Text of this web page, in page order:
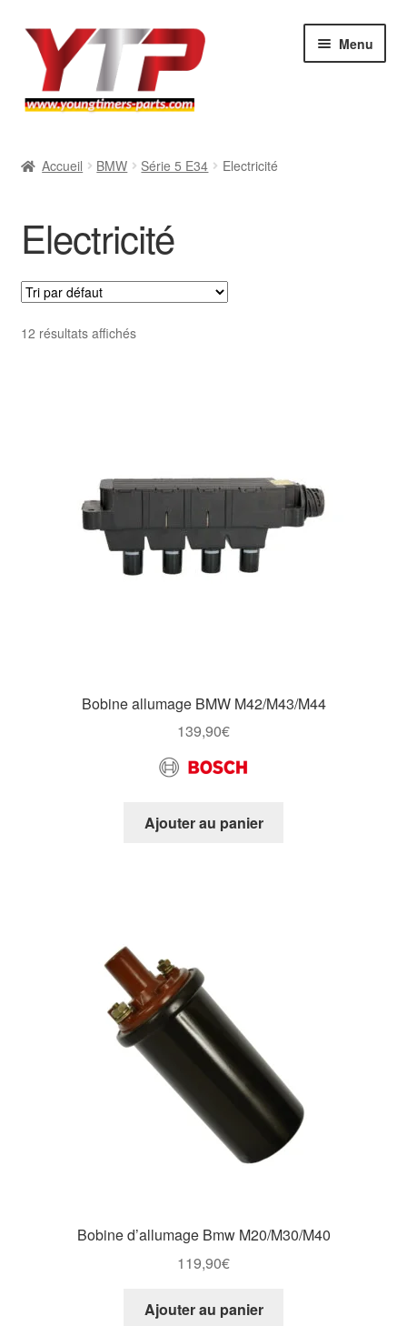
Aller
navigation
Aller
contenu
Menu
Mercedes
Porsche
Volkswagen
Accueil BMW Série 5 E34 Electricité
Electricité
12 résultats affichés
Bobine allumage BMW M42/M43/M44
139,90€
Ajouter au panier
Bobine d’allumage Bmw M20/M30/M40
119,90€
Ajouter au panier